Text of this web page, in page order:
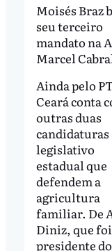
Moisés Braz
seu terceiro
mandato na
Marcel
Ainda pelo
Ceará conta
outras duas
candidaturas
legislativo
estadual que
defendem a
agricultura
familiar. De
Diniz, que foi
presidente do